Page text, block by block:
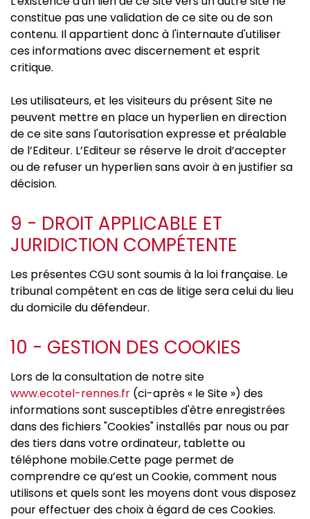
constitue pas une validation de ce site ou de son
contenu. Il appartient donc à l'internaute d'utiliser
ces informations avec discernement et esprit
critique.
Les utilisateurs, et les visiteurs du présent Site ne
peuvent mettre en place un hyperlien en direction
de ce site sans l'autorisation expresse et préalable
de l’Editeur. L’Editeur se réserve le droit d’accepter
ou de refuser un hyperlien sans avoir à en justifier sa
décision.
9 - DROIT APPLICABLE ET
JURIDICTION COMPÉTENTE
Les présentes CGU sont soumis à la loi française. Le
tribunal compétent en cas de litige sera celui du lieu
du domicile du défendeur.
10 - GESTION DES COOKIES
Lors de la consultation de notre site
www.ecotel-rennes.fr (ci-après « le Site ») des
informations sont susceptibles d'être enregistrées
dans des fichiers "Cookies" installés par nous ou par
des tiers dans votre ordinateur, tablette ou
téléphone mobile.Cette page permet de
comprendre ce qu’est un Cookie, comment nous
utilisons et quels sont les moyens dont vous disposez
pour effectuer des choix à égard de ces Cookies.